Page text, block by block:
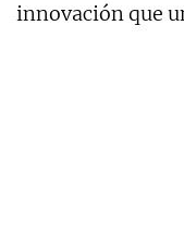
innovación que